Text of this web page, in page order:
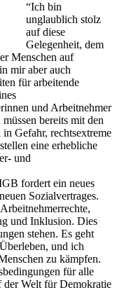
“Ich bin
unglaublich stolz
auf diese
Gelegenheit, dem
Menschen auf
mir aber auch
für arbeitende
und Arbeitnehmer
bereits mit den
Gefahr, rechtsextreme
eine erhebliche
und
fordert ein neues
Sozialvertrages.
und Inklusion. Dies
stehen. Es geht
und ich
zu kämpfen.
für alle
der Welt für Demokratie